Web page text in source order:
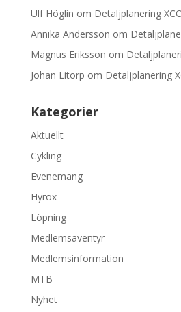
Ulf Höglin om Detaljplanering
Annika Andersson om
Magnus Eriksson om
Johan Litorp om Detaljplanering
Kategorier
Aktuellt
Cykling
Evenemang
Hyrox
Löpning
Medlemsäventyr
Medlemsinformation
MTB
Nyhet